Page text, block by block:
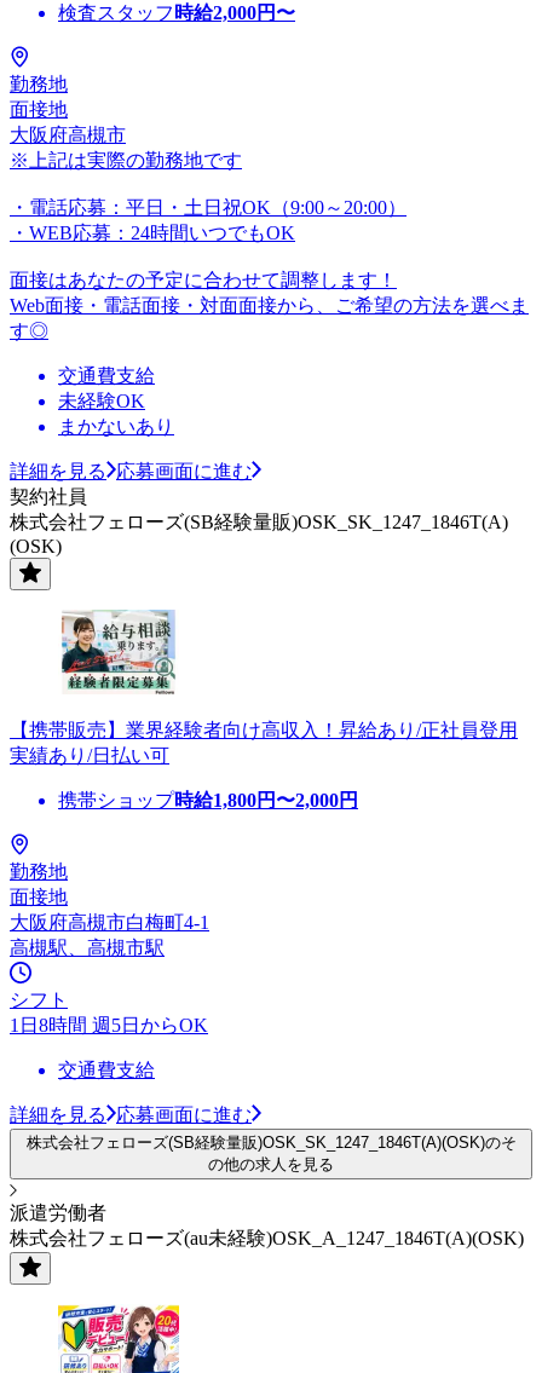
検査スタッフ 時給2,000円〜
勤務地
面接地
大阪府高槻市
※上記は実際の勤務地です
・電話応募：平日・土日祝OK（9:00～20:00）
・WEB応募：24時間いつでもOK
面接はあなたの予定に合わせて調整します！
Web面接・電話面接・対面面接から、ご希望の方法を選べま
す◎
交通費支給
未経験OK
まかないあり
詳細を見る
応募画面に進む
契約社員
株式会社フェローズ(SB経験量販)OSK_SK_1247_1846T(A)
(OSK)
【携帯販売】業界経験者向け高収入！昇給あり/正社員登用
実績あり/日払い可
携帯ショップ時給1,800円〜2,000円
勤務地
面接地
大阪府高槻市白梅町4-1
高槻駅、高槻市駅
シフト
1日8時間 週5日からOK
交通費支給
詳細を見る 応募画面に進む
株式会社フェローズ(SB経験量販)OSK_SK_1247_1846T(A)(OSK)のそ
の他の求人を見る
派遣労働者
株式会社フェローズ(au未経験)OSK_A_1247_1846T(A)(OSK)